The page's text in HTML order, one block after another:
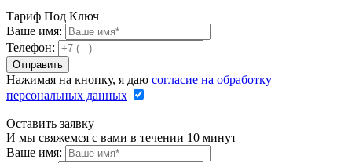
Тариф Под Ключ
Ваше имя:
Телефон:
Нажимая на кнопку, я даю согласие на обработку
персональных данных
Оставить заявку
И мы свяжемся с вами в течении 10 минут
Ваше имя: